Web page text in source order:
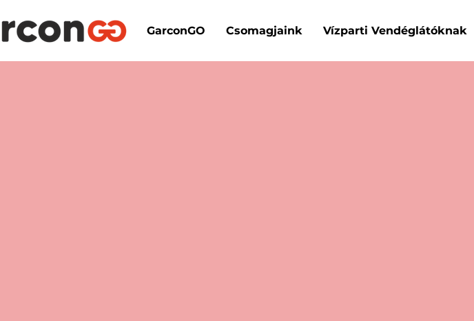
GarconGO Csomagjaink Vízparti Vendéglátóknak